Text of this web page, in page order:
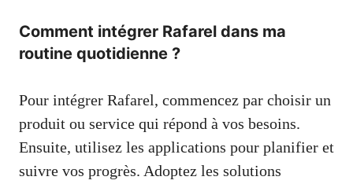
Comment intégrer Rafarel dans ma
routine quotidienne ?
Pour intégrer Rafarel, commencez par choisir un
produit ou service qui répond à vos besoins.
Ensuite, utilisez les applications pour planifier et
suivre vos progrès. Adoptez les solutions